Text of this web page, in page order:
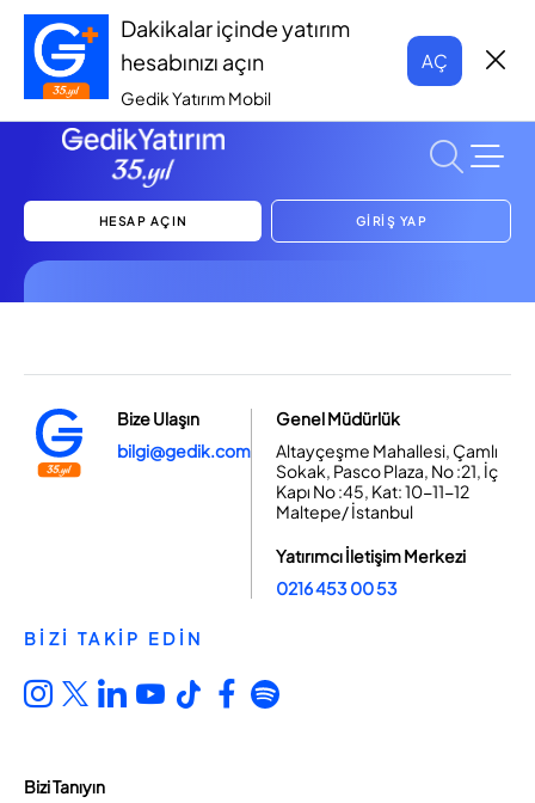
Dakikalar içinde yatırım
hesabınızı açın
Gedik Yatırım Mobil
AÇ
HESAP AÇIN GİRİŞ YAP
Bize Ulaşın
bilgi@gedik.com
Genel Müdürlük
Altayçeşme Mahallesi, Çamlı
Sokak, Pasco Plaza, No :21, İç
Kapı No :45, Kat: 10-11-12
Maltepe/ İstanbul
Yatırımcı İletişim Merkezi
0216 453 00 53
BİZİ TAKİP EDİN
Bizi Tanıyın